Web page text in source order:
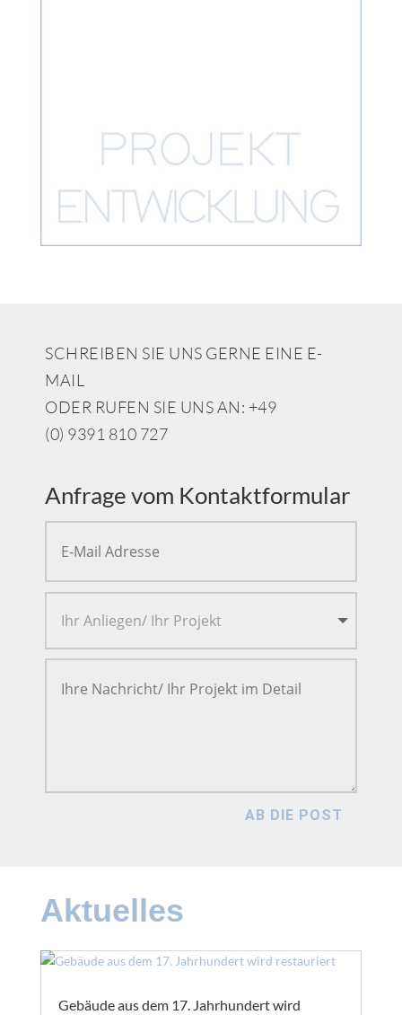
SCHREIBEN SIE UNS GERNE EINE E-
MAIL
ODER RUFEN SIE UNS AN: +49
(0) 9391 810 727
Anfrage vom Kontaktformular
AB DIE POST
Aktuelles
Gebäude aus dem 17. Jahrhundert wird